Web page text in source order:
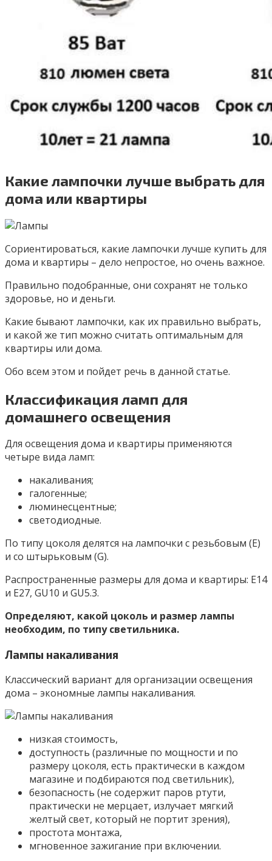
Какие лампочки лучше выбрать для
дома или квартиры
Сориентироваться, какие лампочки лучше купить для
дома и квартиры – дело непростое, но очень важное.
Правильно подобранные, они сохранят не только
здоровье, но и деньги.
Какие бывают лампочки, как их правильно выбрать,
и какой же тип можно считать оптимальным для
квартиры или дома.
Обо всем этом и пойдет речь в данной статье.
Классификация ламп для
домашнего освещения
Для освещения дома и квартиры применяются
четыре вида ламп:
накаливания;
галогенные;
люминесцентные;
светодиодные.
По типу цоколя делятся на лампочки с резьбовым (Е)
и со штырьковым (G).
Распространенные размеры для дома и квартиры: Е14
и Е27, GU10 и GU5.3.
Определяют, какой цоколь и размер лампы
необходим, по типу светильника.
Лампы накаливания
Классический вариант для организации освещения
дома – экономные лампы накаливания.
низкая стоимость,
доступность (различные по мощности и по
размеру цоколя, есть практически в каждом
магазине и подбираются под светильник),
безопасность (не содержит паров ртути,
практически не мерцает, излучает мягкий
желтый свет, который не портит зрения),
простота монтажа,
мгновенное зажигание при включении.